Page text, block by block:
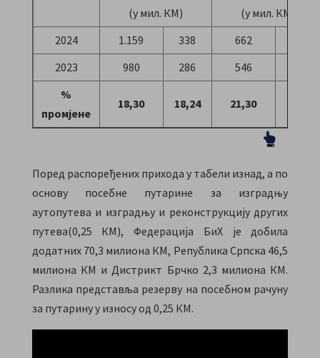
(у мил. КМ)
(у мил. КМ)
2024
1.159 338 662
2023
980 286 546
%
промјене
18,30 18,24 21,30
Поред распоређених прихода у табели изнад, а по
основу посебне путарине за изградњу
аутопутева и изградњу и реконструкцију других
путева(0,25 КМ), Федерација БиХ је добила
додатних 70,3 милиона КМ, Република Српска 46,5
милиона КМ и Дистрикт Брчко 2,3 милиона КМ.
Разлика представља резерву на посебном рачуну
за путарину у износу од 0,25 КМ.